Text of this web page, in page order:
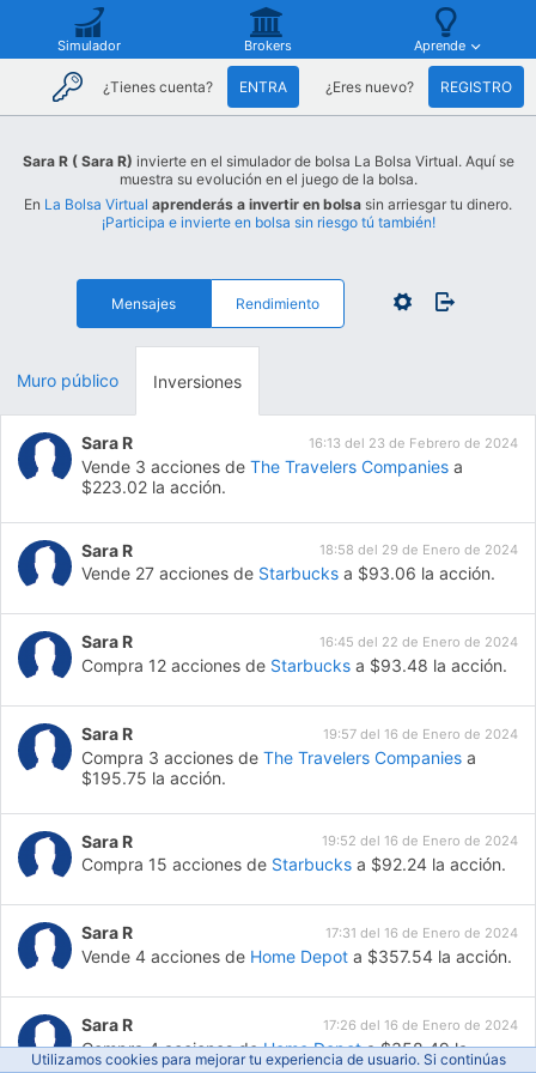
Simulador Brokers Aprende
¿Tienes cuenta? ENTRA ¿Eres nuevo? REGISTRO
Sara R ( Sara R) invierte en el simulador de bolsa La Bolsa Virtual. Aquí se
muestra su evolución en el juego de la bolsa.
En La Bolsa Virtual aprenderás a invertir en bolsa sin arriesgar tu dinero.
¡Participa e invierte en bolsa sin riesgo tú también!
Mensajes Rendimiento
Muro público Inversiones
Sara R 16:13 del 23 de Febrero de 2024
Vende 3 acciones deThe Travelers Companies a
$223.02 la acción.
Sara R 18:58 del 29 de Enero de 2024
Vende 27 acciones de Starbucks a $93.06 la acción.
Sara R 16:45 del 22 de Enero de 2024
Compra 12 acciones de Starbucks a $93.48 la acción.
Sara R 19:57 del 16 de Enero de 2024
Compra 3 acciones deThe Travelers Companies a
$195.75 la acción.
Sara R 19:52 del 16 de Enero de 2024
Compra 15 acciones de Starbucks a $92.24 la acción.
Sara R 17:31 del 16 de Enero de 2024
Vende 4 acciones de Home Depot a $357.54 la acción.
Sara R 17:26 del 16 de Enero de 2024
Compra 4 acciones deHome Depota $358.49 la
acción.
Utilizamos cookies para mejorar tu experiencia de usuario. Si continúas